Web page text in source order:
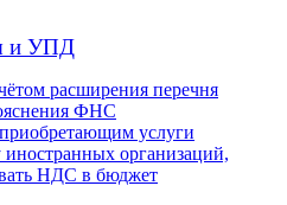
и УПД
расширения перечня
ФНС
услуги
организаций,
НДС в бюджет